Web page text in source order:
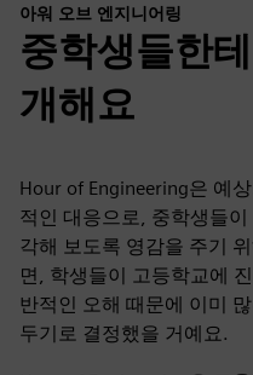
아워 오브 엔지니어링
중학생들한
개해요
Hour of Engineering은 예
적인 대응으로, 중학생들
각해 보도록 영감을 주기
면, 학생들이 고등학교에
반적인 오해 때문에 이미
두기로 결정했을 거예요.